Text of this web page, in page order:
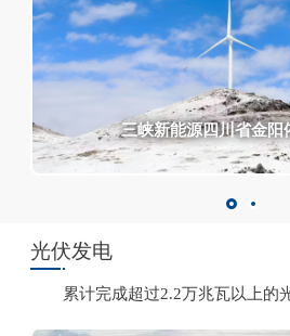
四川省金阳热柯觉风电场
三峡新能源四川省金阳依达风电场
四川省金阳热柯
光伏发电
累计完成超过2.2万兆瓦以上的